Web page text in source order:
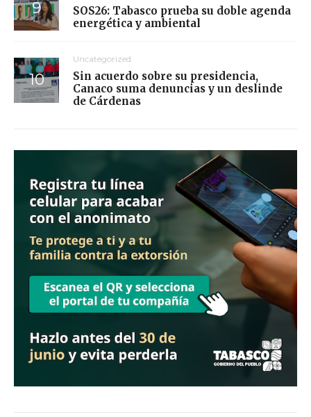
SOS26: Tabasco prueba su doble agenda
energética y ambiental
Uncategorized
Sin acuerdo sobre su presidencia,
Canaco suma denuncias y un deslinde
de Cárdenas